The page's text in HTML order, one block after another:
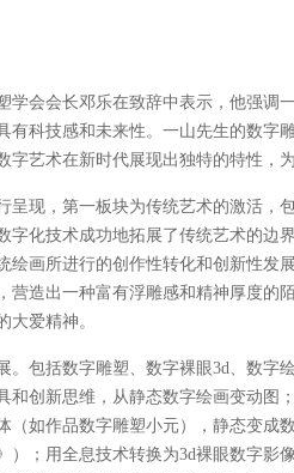
学会会长邓乐在致辞中表示，他强调
有科技感和未来性。一山先生的数字
字艺术在新时代展现出独特的特性，
呈现，第一板块为传统艺术的激活，
字化技术成功地拓展了传统艺术的边
绘画所进行的创作性转化和创新性发
营造出一种富有浮雕感和精神厚度的
大爱精神。
。包括数字雕塑、数字裸眼3d、数字
和创新思维，从静态数字绘画变动图
（如作品数字雕塑小元），静态变成
）；用全息技术转换为3d裸眼数字影